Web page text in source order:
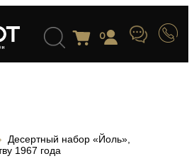
0
Десертный набор «Йоль»,
1967 года